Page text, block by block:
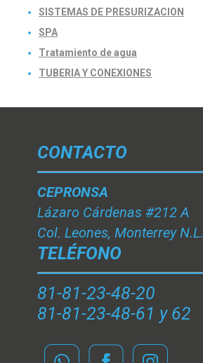
SISTEMAS DE PRESURIZACION
SPA
Tratamiento de agua
TUBERIA Y CONEXIONES
CONTACTO
CEPRONSA
Lázaro Cárdenas #212 A
Col. Leones, Monterrey N.L.
TELÉFONO
81-81-23-48-20
81-81-23-48-61 y 62